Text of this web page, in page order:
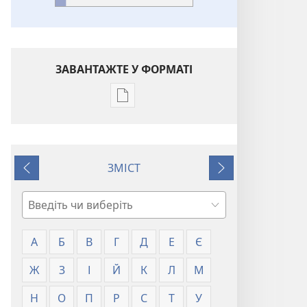
ЗАВАНТАЖТЕ У ФОРМАТІ
Параметри
Назад
ЗМІСТ
Далі
Пошук
А
Б В Г Д Е
Є
Ж
З І Й К Л
М
Н
О П Р С Т У